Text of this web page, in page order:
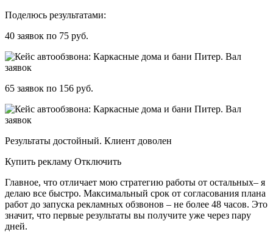
Поделюсь результатами:
40 заявок по 75 руб.
65 заявок по 156 руб.
Результаты достойный. Клиент доволен
Купить рекламу Отключить
Главное, что отличает мою стратегию работы от остальных– я
делаю все быстро. Максимальный срок от согласования плана
работ до запуска рекламных обзвонов – не более 48 часов. Это
значит, что первые результаты вы получите уже через пару
дней.